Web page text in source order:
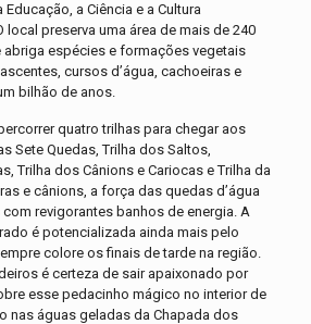
a Ciência e a Cultura
local preserva uma área de mais de 240
abriga espécies e formações vegetais
cursos d’água, cachoeiras e
bilhão de anos.
quatro trilhas para chegar aos
Sete Quedas, Trilha dos Saltos,
Trilha dos Cânions e Cariocas e Trilha da
e cânions, a força das quedas d’água
revigorantes banhos de energia. A
é potencializada ainda mais pelo
colore os finais de tarde na região.
é certeza de sair apaixonado por
esse pedacinho mágico no interior de
nas águas geladas da Chapada dos